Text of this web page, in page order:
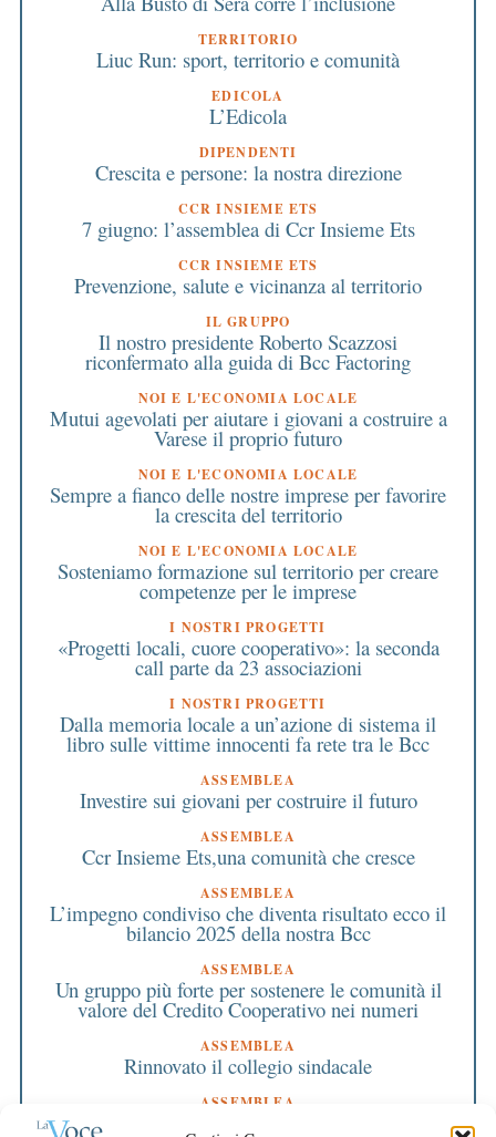
TERRITORIO
Liuc Run: sport, territorio e comunità
EDICOLA
L’Edicola
DIPENDENTI
Crescita e persone: la nostra direzione
CCR INSIEME ETS
7 giugno: l’assemblea di Ccr Insieme Ets
CCR INSIEME ETS
Prevenzione, salute e vicinanza al territorio
IL GRUPPO
Il nostro presidente Roberto Scazzosi
riconfermato alla guida di Bcc Factoring
NOI E L'ECONOMIA LOCALE
Mutui agevolati per aiutare i giovani a costruire a
Varese il proprio futuro
NOI E L'ECONOMIA LOCALE
Sempre a fianco delle nostre imprese per favorire
la crescita del territorio
NOI E L'ECONOMIA LOCALE
Sosteniamo formazione sul territorio per creare
competenze per le imprese
I NOSTRI PROGETTI
«Progetti locali, cuore cooperativo»: la seconda
call parte da 23 associazioni
I NOSTRI PROGETTI
Dalla memoria locale a un’azione di sistema il
libro sulle vittime innocenti fa rete tra le Bcc
ASSEMBLEA
Investire sui giovani per costruire il futuro
ASSEMBLEA
Ccr Insieme Ets,una comunità che cresce
ASSEMBLEA
L’impegno condiviso che diventa risultato ecco il
bilancio 2025 della nostra Bcc
ASSEMBLEA
Un gruppo più forte per sostenere le comunità il
valore del Credito Cooperativo nei numeri
ASSEMBLEA
Rinnovato il collegio sindacale
ASSEMBLEA
Bilancio approvato all’unanimità e 2 milioni